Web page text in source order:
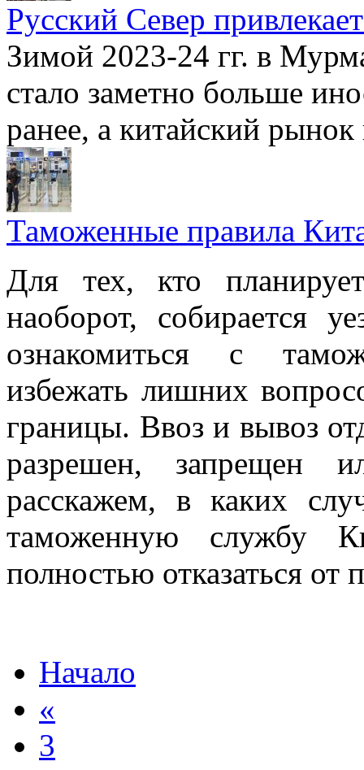
Русский Север
Зимой 2023-24 гг. в
стало заметно больше
ранее, а китайский
Таможенные правила
Для тех, кто
наоборот, собирается
ознакомиться с
избежать лишних
границы. Ввоз и вывоз
разрешен, запрещен
расскажем, в каких
таможенную службу
полностью отказаться от
Начало
«
3